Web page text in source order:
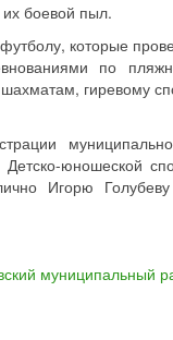
боевой пыл.
которые
по
гиревому
юношеской
Игорю
муниципальный